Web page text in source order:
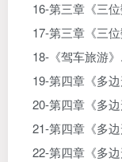
16-第三章《三
17-第三章《三
18-《驾车旅游
19-第四章《多
20-第四章《多
21-第四章《多
22-第四章《多